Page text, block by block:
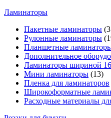
Ламинаторы
Пакетные ламинаторы
Рулонные ламинаторы
Планшетные
Дополнительное
Ламинаторы шириной
Мини ламинаторы (13)
Пленка для ламинаторов
Широкоформатные
Расходные материалы